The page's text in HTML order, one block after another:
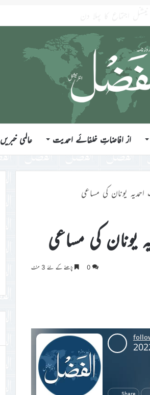
از افاضاتِ خلفائے احمدیت عالمی خبریں
0 پڑھنے کے لئے 3 منٹ